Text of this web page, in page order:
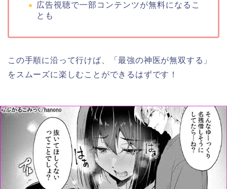
広告視聴で一部コンテンツが無料になるこ
とも
この手順に沿って行けば、 「最強の神医が無双する 」
をスムーズに楽しむことができるはずです！